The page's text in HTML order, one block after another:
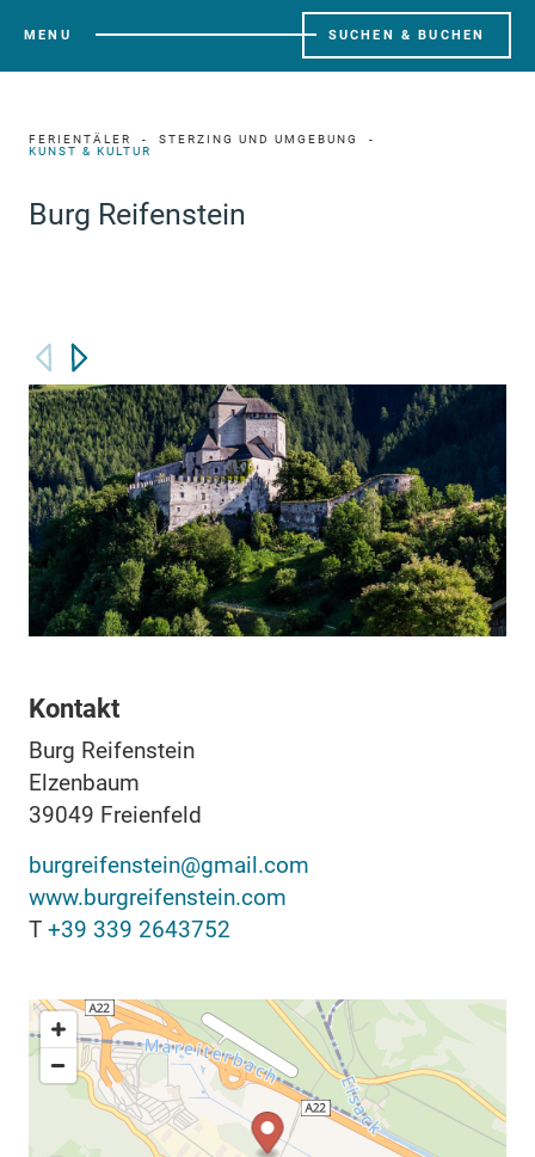
MENU SUCHEN & BUCHEN
FERIENTÄLER
STERZING UND UMGEBUNG
KUNST & KULTUR
Burg Reifenstein
Kontakt
Burg Reifenstein
Elzenbaum
39049 Freienfeld
burgreifenstein@gmail.com
www.burgreifenstein.com
T +39 339 2643752